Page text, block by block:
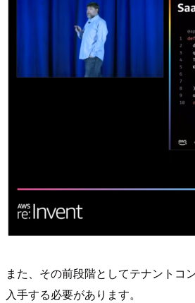
また、その前段階としてテナントコ
入手する必要があります。